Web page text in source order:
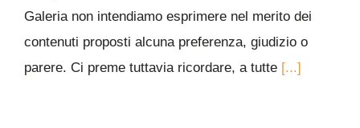
Galeria non intendiamo esprimere nel merito dei
contenuti proposti alcuna preferenza, giudizio o
parere. Ci preme tuttavia ricordare, a tutte [...]